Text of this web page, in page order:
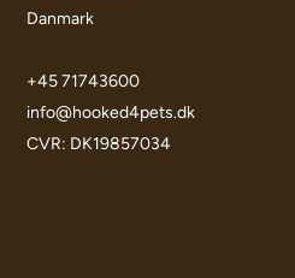
Danmark
+45 71743600
info@hooked4pets.dk
CVR: DK19857034